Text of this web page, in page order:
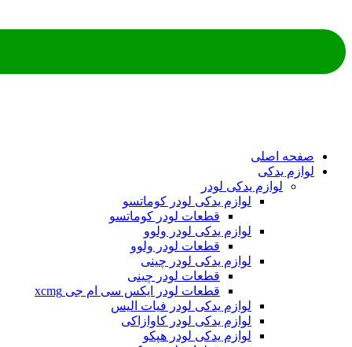
اصلی
یدکی
لوازم یدکی لودر
لوازم یدکی لودر کوماتسو
قطعات لودر کوماتسو
لوازم یدکی لودر ولوو
قطعات لودر ولوو
لوازم یدکی لودر چینی
قطعات لودر چینی
قطعات لودر ایکس سی ام جی xcmg
لوازم یدکی لودر فیات الیس
لوازم یدکی لودر کاوازاکی
لوازم یدکی لودر هپکو